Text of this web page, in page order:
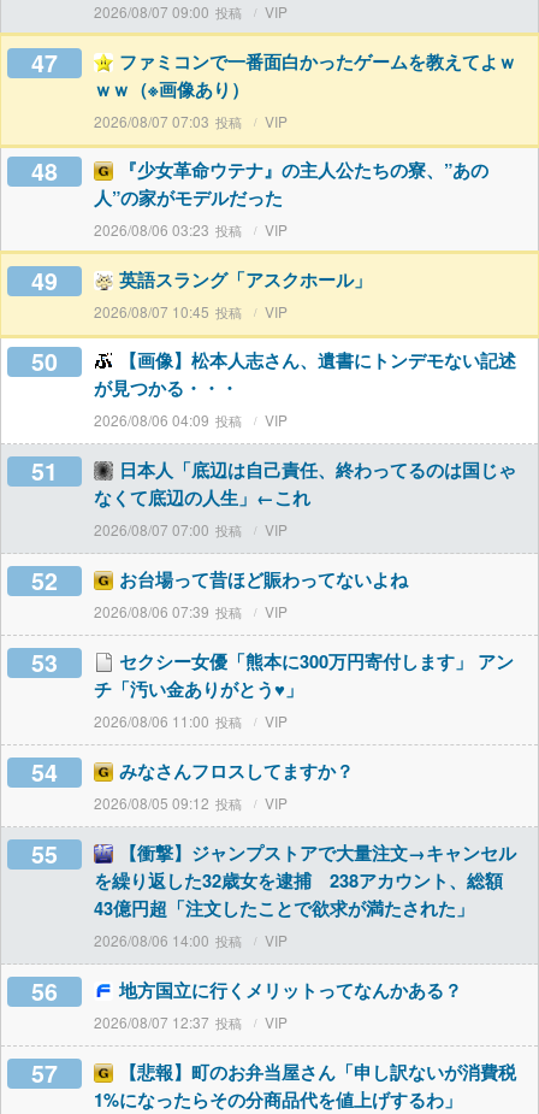
2026/08/07 09:00 VIP
47
ファミコンで一番面白かったゲームを教えてよｗ
ｗｗ（※画像あり）
2026/08/07 07:03 VIP
48
『少女革命ウテナ』の主人公たちの寮、”あの
人”の家がモデルだった
2026/08/06 03:23 VIP
49 英語スラング「アスクホール」
2026/08/07 10:45 VIP
50
【画像】松本人志さん、遺書にトンデモない記述
が見つかる・・・
2026/08/06 04:09 VIP
51
日本人「底辺は自己責任、終わってるのは国じゃ
なくて底辺の人生」←これ
2026/08/07 07:00 VIP
52 お台場って昔ほど賑わってないよね
2026/08/06 07:39 VIP
53
セクシー女優「熊本に300万円寄付します」 アン
チ「汚い金ありがとう♥」
2026/08/06 11:00 VIP
54 みなさんフロスしてますか？
2026/08/05 09:12 VIP
55
【衝撃】ジャンプストアで大量注文→キャンセル
を繰り返した32歳女を逮捕 238アカウント、総額
43億円超「注文したことで欲求が満たされた」
2026/08/06 14:00 VIP
56 地方国立に行くメリットってなんかある？
2026/08/07 12:37 VIP
57
【悲報】町のお弁当屋さん「申し訳ないが消費税
1%になったらその分商品代を値上げするわ」